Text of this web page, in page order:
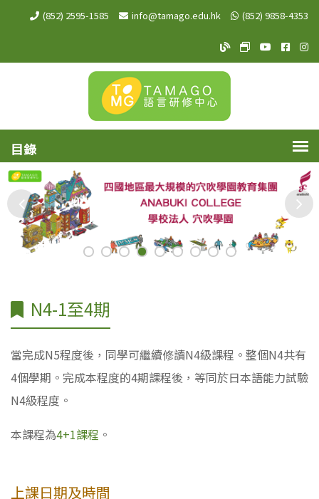
(852) 2595-1585 info@tamago.edu.hk (852) 9858-4353
TAMAGO Blog
TAMAGO MeWe
TAMAGO
N4-1至4期
當完成N5程度後，同學可繼續修讀N4級課程。整個N4共有
4個學期。完成本程度的4期課程後，等同於日本語能力試驗
N4級程度。
本課程為4+1課程 。
上課日期及時間